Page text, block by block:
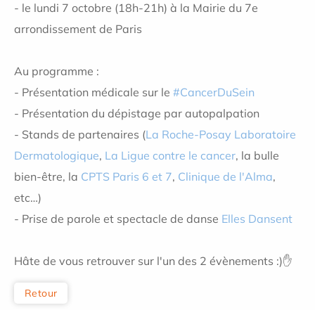
- le lundi 7 octobre (18h-21h) à la Mairie du 7e
arrondissement de Paris
Au programme :
- Présentation médicale sur le #CancerDuSein
- Présentation du dépistage par autopalpation
- Stands de partenaires (La Roche-Posay Laboratoire
Dermatologique, La Ligue contre le cancer, la bulle
bien-être, la CPTS Paris 6 et 7, Clinique de l'Alma,
etc…)
- Prise de parole et spectacle de danse Elles Dansent
Hâte de vous retrouver sur l'un des 2 évènements :)✋
Retour